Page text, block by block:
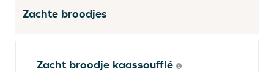
Zachte broodjes
Zacht broodje kaassoufflé